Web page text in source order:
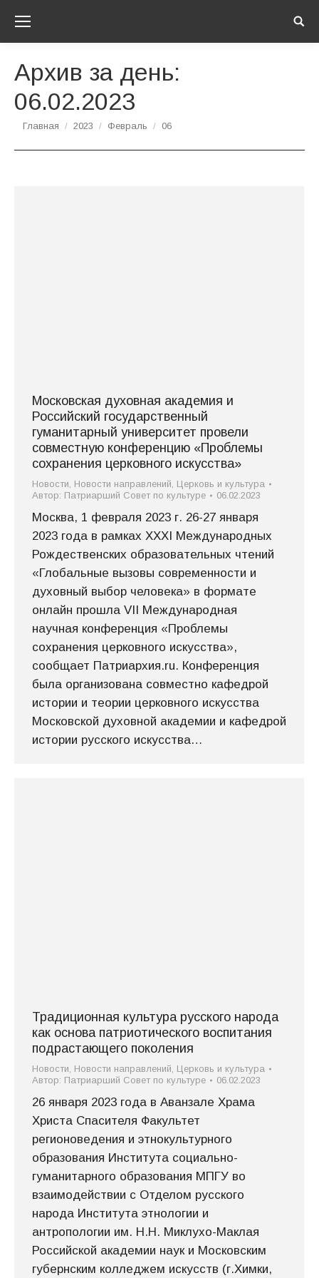
Архив за день:
06.02.2023
Вы здесь:
Главная 2023 Февраль 06
Московская духовная академия и
Российский государственный
гуманитарный университет провели
совместную конференцию «Проблемы
сохранения церковного искусства»
Новости, Новости направлений, Церковь и культура
Автор: Патриарший Совет по культуре 06.02.2023
Москва, 1 февраля 2023 г. 26-27 января
2023 года в рамках XXXI Международных
Рождественских образовательных чтений
«Глобальные вызовы современности и
духовный выбор человека» в формате
онлайн прошла VII Международная
научная конференция «Проблемы
сохранения церковного искусства»,
сообщает Патриархия.ru. Конференция
была организована совместно кафедрой
истории и теории церковного искусства
Московской духовной академии и кафедрой
истории русского искусства…
Традиционная культура русского народа
как основа патриотического воспитания
подрастающего поколения
Новости, Новости направлений, Церковь и культура
Автор: Патриарший Совет по культуре 06.02.2023
26 января 2023 года в Аванзале Храма
Христа Спасителя Факультет
регионоведения и этнокультурного
образования Института социально-
гуманитарного образования МПГУ во
взаимодействии с Отделом русского
народа Института этнологии и
антропологии им. Н.Н. Миклухо-Маклая
Российской академии наук и Московским
губернским колледжем искусств (г.Химки,